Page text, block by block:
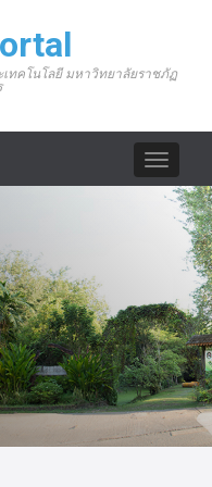
ทคโนโลยี มหาวิทยาลัยราชภัฏ
Toggle